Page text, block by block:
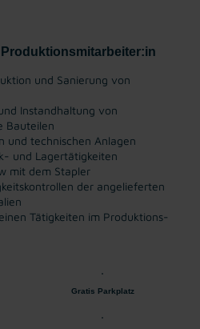
und Sanierung von
Instandhaltung von
Bauteilen
und technischen Anlagen
und Lagertätigkeiten
mit dem Stapler
der angelieferten
Tätigkeiten im Produktions-
Gratis Parkplatz